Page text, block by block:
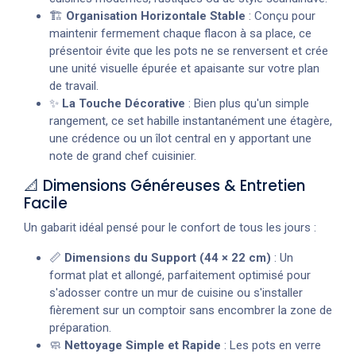
🏗️ Organisation Horizontale Stable : Conçu pour
maintenir fermement chaque flacon à sa place, ce
présentoir évite que les pots ne se renversent et crée
une unité visuelle épurée et apaisante sur votre plan
de travail.
✨ La Touche Décorative : Bien plus qu'un simple
rangement, ce set habille instantanément une étagère,
une crédence ou un îlot central en y apportant une
note de grand chef cuisinier.
📐 Dimensions Généreuses & Entretien
Facile
Un gabarit idéal pensé pour le confort de tous les jours :
📏 Dimensions du Support (44 × 22 cm) : Un
format plat et allongé, parfaitement optimisé pour
s'adosser contre un mur de cuisine ou s'installer
fièrement sur un comptoir sans encombrer la zone de
préparation.
🧼 Nettoyage Simple et Rapide : Les pots en verre